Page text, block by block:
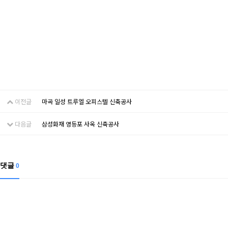
이전글 마곡 일성 트루엘 오피스텔 신축공사
다음글 삼성화재 영등포 사옥 신축공사
댓글 0